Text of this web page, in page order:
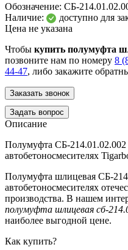
Обозначение: СБ-
Наличие:
доступно для
Цена не указана
Чтобы купить полумуфта
позвоните нам по номеру 8
44-47, либо закажите
Заказать звонок
Задать вопрос
Описание
Полумуфта СБ-214.01.02.002
автобетоносмесителях
Полумуфта шлицевая СБ-
автобетоносмесителях
производства. В нашем
полумуфта шлицевая сб-
наиболее выгодной цене.
Как купить?